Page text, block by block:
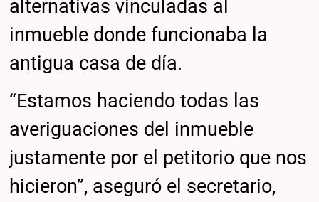
alternativas vinculadas al
inmueble donde funcionaba la
antigua casa de día.
“Estamos haciendo todas las
averiguaciones del inmueble
justamente por el petitorio que nos
hicieron”, aseguró el secretario,